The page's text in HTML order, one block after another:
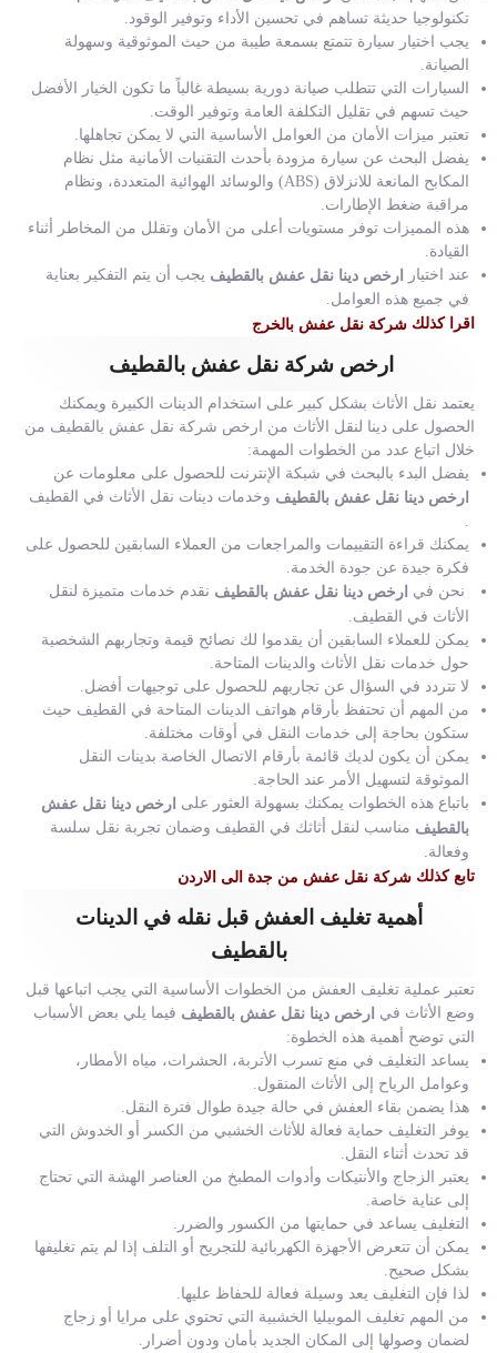
تكنولوجيا حديثة تساهم في تحسين الأداء وتوفير الوقود.
يجب اختيار سيارة تتمتع بسمعة طيبة من حيث الموثوقية وسهولة
الصيانة.
السيارات التي تتطلب صيانة دورية بسيطة غالباً ما تكون الخيار الأفضل
حيث تسهم في تقليل التكلفة العامة وتوفير الوقت.
تعتبر ميزات الأمان من العوامل الأساسية التي لا يمكن تجاهلها.
يفضل البحث عن سيارة مزودة بأحدث التقنيات الأمانية مثل نظام
المكابح المانعة للانزلاق (ABS) والوسائد الهوائية المتعددة، ونظام
مراقبة ضغط الإطارات.
هذه المميزات توفر مستويات أعلى من الأمان وتقلل من المخاطر أثناء
القيادة.
عند اختيار
ارخص دينا نقل عفش بالقطيف يجب أن يتم التفكير بعناية
في جميع هذه العوامل.
اقرا كذلك شركة نقل عفش بالخرج
ارخص شركة نقل عفش بالقطيف
يعتمد نقل الأثاث بشكل كبير على استخدام الدينات الكبيرة ويمكنك
الحصول على دينا لنقل الأثاث من ارخص شركة نقل عفش بالقطيف من
خلال اتباع عدد من الخطوات المهمة:
يفضل البدء بالبحث في شبكة الإنترنت للحصول على معلومات عن
ارخص دينا نقل عفش بالقطيف وخدمات دينات نقل الأثاث في القطيف
.
يمكنك قراءة التقييمات والمراجعات من العملاء السابقين للحصول على
فكرة جيدة عن جودة الخدمة.
نحن في ارخص دينا نقل عفش بالقطيف نقدم خدمات متميزة لنقل
الأثاث في القطيف.
يمكن للعملاء السابقين أن يقدموا لك نصائح قيمة وتجاربهم الشخصية
حول خدمات نقل الأثاث والدينات المتاحة.
لا تتردد في السؤال عن تجاربهم للحصول على توجيهات أفضل.
من المهم أن تحتفظ بأرقام هواتف الدينات المتاحة في القطيف حيث
ستكون بحاجة إلى خدمات النقل في أوقات مختلفة.
يمكن أن يكون لديك قائمة بأرقام الاتصال الخاصة بدينات النقل
الموثوقة لتسهيل الأمر عند الحاجة.
باتباع هذه الخطوات يمكنك بسهولة العثور على ارخص دينا نقل عفش
بالقطيف مناسب لنقل أثاثك في القطيف وضمان تجربة نقل سلسة
وفعالة.
تابع كذلك شركة نقل عفش من جدة الى الاردن
أهمية تغليف العفش قبل نقله في الدينات
بالقطيف
تعتبر عملية تغليف العفش من الخطوات الأساسية التي يجب اتباعها قبل
وضع الأثاث في ارخص دينا نقل عفش بالقطيف فيما يلي بعض الأسباب
التي توضح أهمية هذه الخطوة:
يساعد التغليف في منع تسرب الأتربة، الحشرات، مياه الأمطار،
وعوامل الرياح إلى الأثاث المنقول.
هذا يضمن بقاء العفش في حالة جيدة طوال فترة النقل.
يوفر التغليف حماية فعالة للأثاث الخشبي من الكسر أو الخدوش التي
قد تحدث أثناء النقل.
يعتبر الزجاج والأنتيكات وأدوات المطبخ من العناصر الهشة التي تحتاج
إلى عناية خاصة.
التغليف يساعد في حمايتها من الكسور والضرر.
يمكن أن تتعرض الأجهزة الكهربائية للتجريح أو التلف إذا لم يتم تغليفها
بشكل صحيح.
لذا فإن التغليف يعد وسيلة فعالة للحفاظ عليها.
من المهم تغليف الموبيليا الخشبية التي تحتوي على مرايا أو زجاج
لضمان وصولها إلى المكان الجديد بأمان ودون أضرار.